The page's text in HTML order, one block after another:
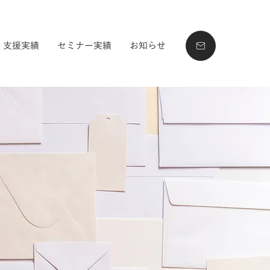
支援実績 セミナー実績 お知らせ